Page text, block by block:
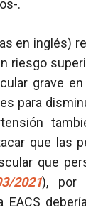
.
en inglés)
riesgo
grave
para
que las
que
2021), por